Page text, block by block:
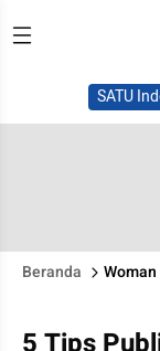
SATU
Beranda Woman